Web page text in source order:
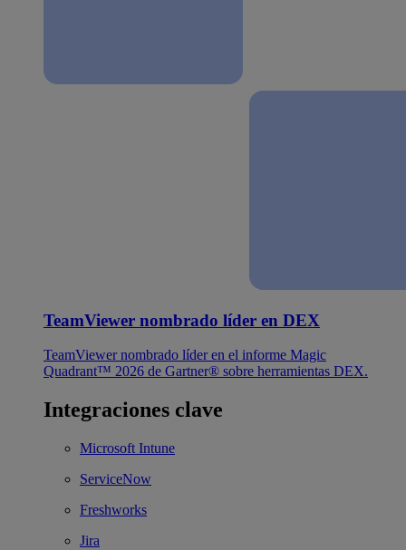
TeamViewer nombrado líder en DEX
TeamViewer nombrado líder en el informe Magic
Quadrant™ 2026 de Gartner® sobre herramientas DEX.
Integraciones clave
Microsoft Intune
ServiceNow
Freshworks
Jira